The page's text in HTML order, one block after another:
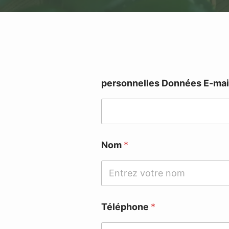
personnelles Données E-
Nom *
Téléphone *